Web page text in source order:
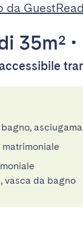
da
35m² •
matrimoniale
vasca da bagno